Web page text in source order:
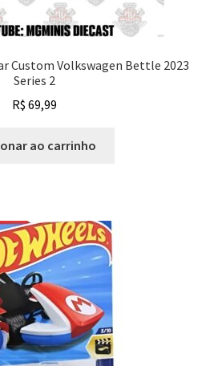
Custom Volkswagen Bettle 2023
Series 2
R$ 69,99
ao carrinho